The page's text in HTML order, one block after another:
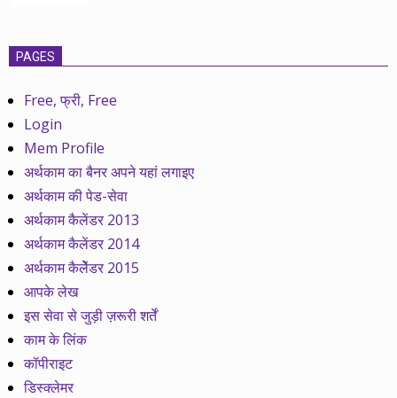
PAGES
Free, फ्री, Free
Login
Mem Profile
अर्थकाम का बैनर अपने यहां लगाइए
अर्थकाम की पेड-सेवा
अर्थकाम कैलेंडर 2013
अर्थकाम कैलेंडर 2014
अर्थकाम कैलेेंडर 2015
आपके लेख
इस सेवा से जुड़ी ज़रूरी शर्तें
काम के लिंक
कॉपीराइट
डिस्क्लेमर